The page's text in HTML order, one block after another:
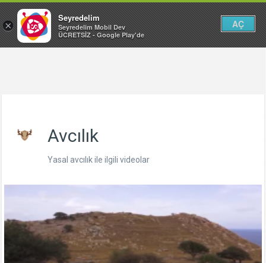
Avcılık
Yasal avcılık ile ilgili videolar
×
Seyredelim
Seyredelim Mobil Dev
ÜCRETSİZ - Google Play'de
AÇ